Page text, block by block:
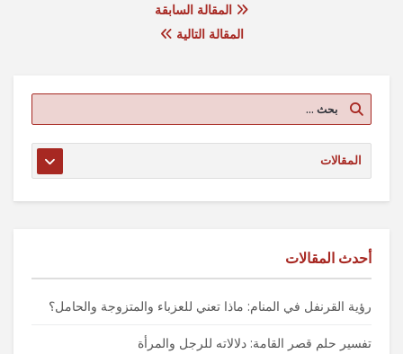
المقالة السابقة
المقالة التالية
أحدث المقالات
رؤية القرنفل في المنام: ماذا تعني للعزباء والمتزوجة والحامل؟
تفسير حلم قصر القامة: دلالاته للرجل والمرأة